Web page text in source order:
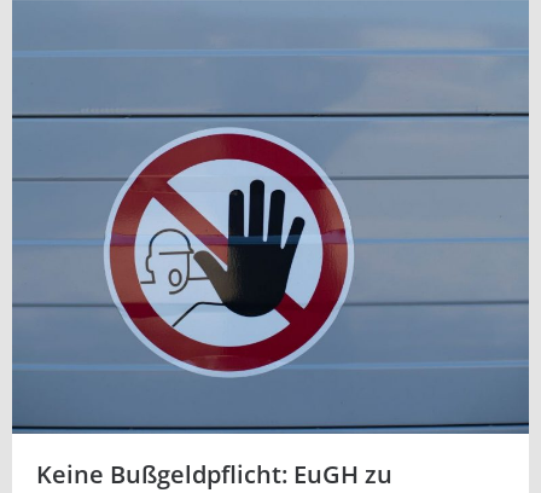
Keine Bußgeldpflicht: EuGH zu